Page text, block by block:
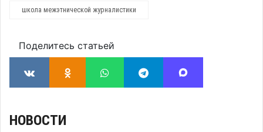
школа межэтнической журналистики
Поделитесь статьей
НОВОСТИ